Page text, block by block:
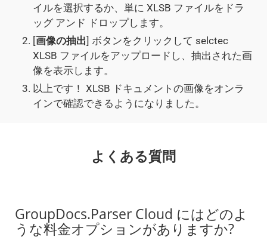
イルを選択するか、単に XLSB ファイルをドラ
ッグ アンド ドロップします。
[画像の抽出] ボタンをクリックして selctec
XLSB ファイルをアップロードし、抽出された画
像を表示します。
以上です！ XLSB ドキュメントの画像をオンラ
インで確認できるようになりました。
よくある質問
GroupDocs.Parser Cloud にはどのよ
うな料金オプションがありますか?